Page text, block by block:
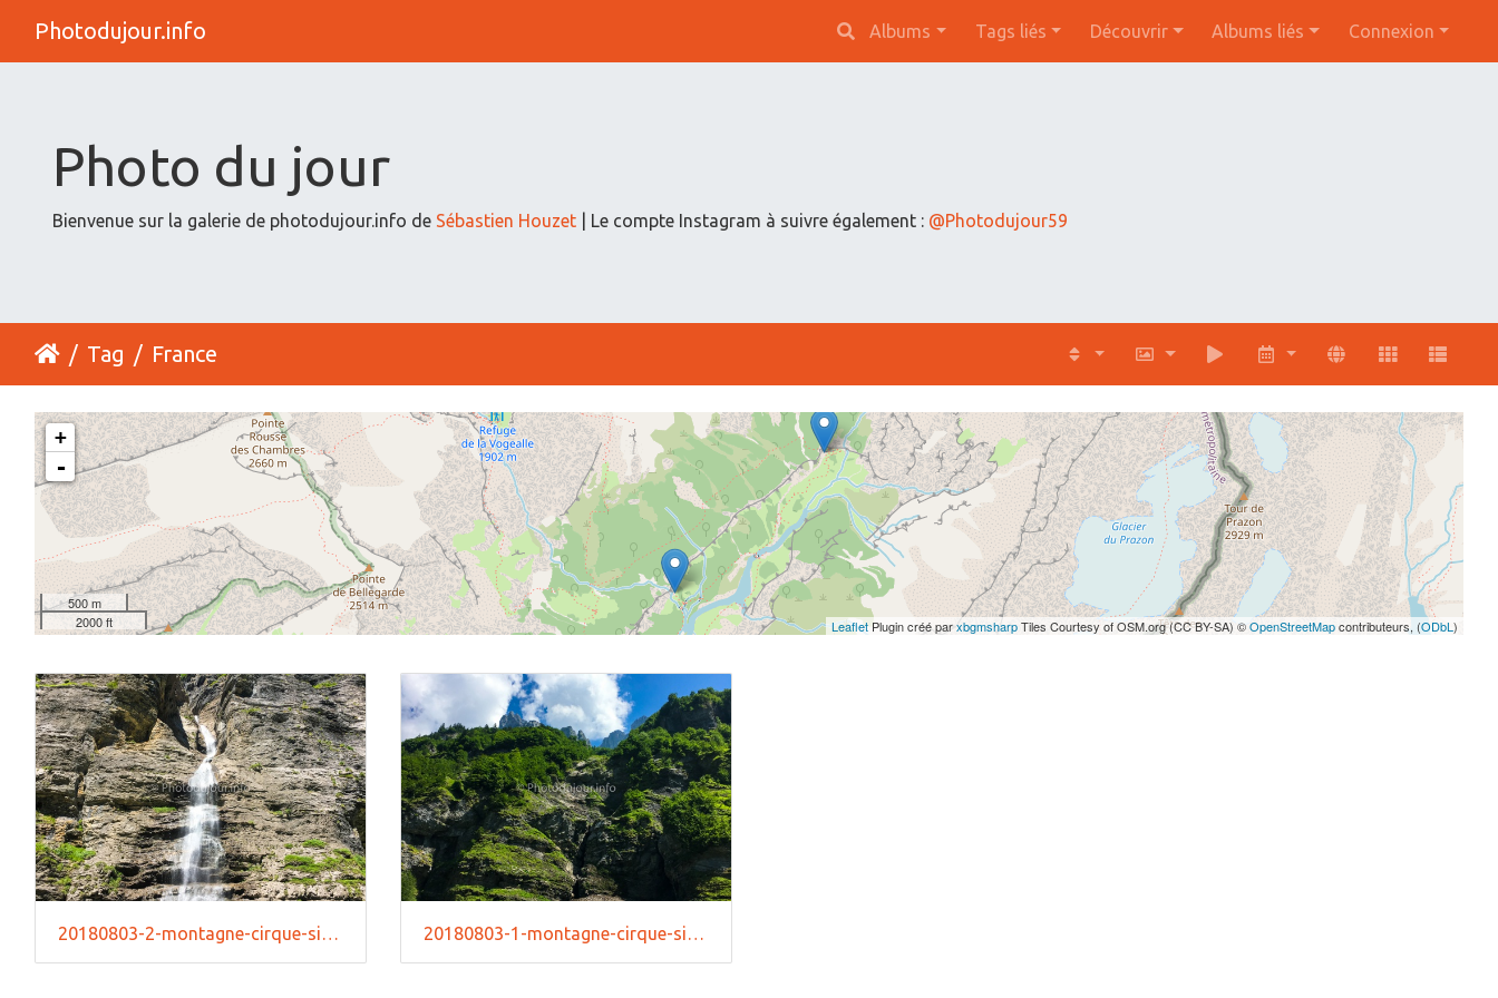
Photodujour.info Albums Tags liés Découvrir Albums liés Connexion
Photo du jour
Bienvenue sur la galerie de photodujour.info de Sébastien Houzet | Le compte Instagram à suivre également : @Photodujour59
Tag France
+
-
500 m
2000 ft
Leaflet Plugin créé parxbgmsharpTiles Courtesy of OSM.org (CC BY-SA) ©OpenStreetMapcontributeurs, (ODbL )
20180803-2-montagne-cirque-sixt-fer-cheval 20180803-1-montagne-cirque-sixt-fer-cheval